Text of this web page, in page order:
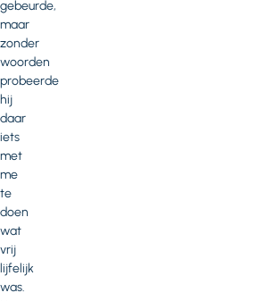
gebeurde,
maar
zonder
woorden
probeerde
hij
daar
iets
met
me
te
doen
wat
vrij
lijfelijk
was.